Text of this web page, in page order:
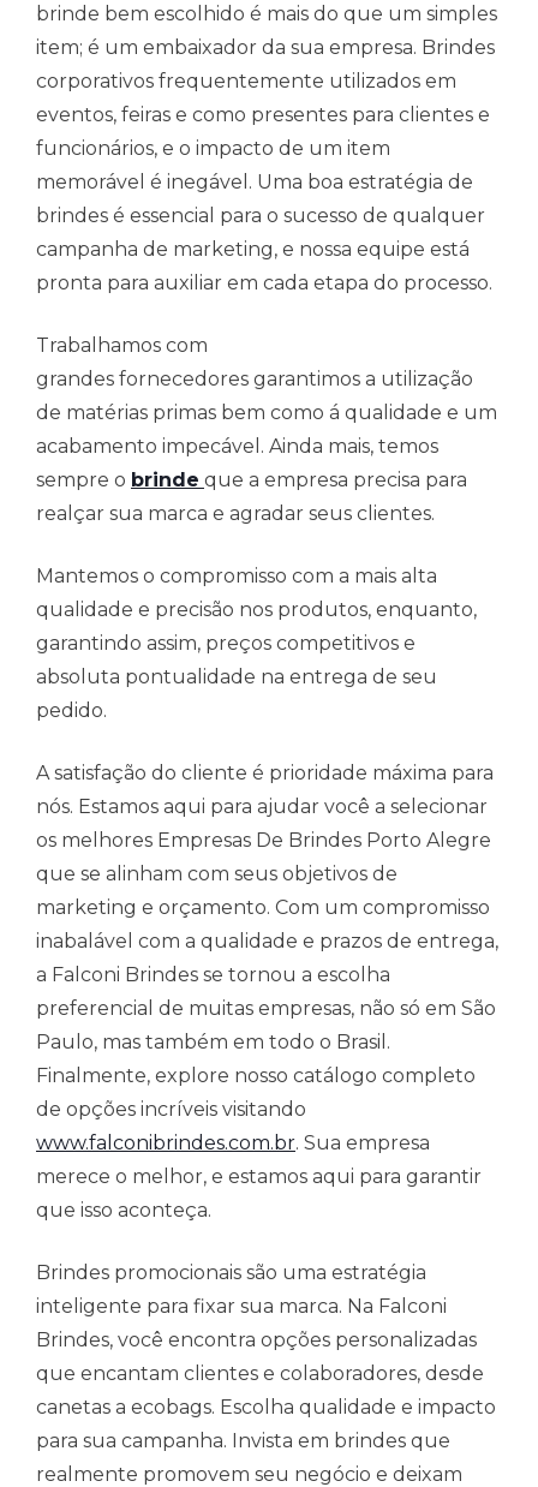
brinde bem escolhido é mais do que um simples
item; é um embaixador da sua empresa. Brindes
corporativos frequentemente utilizados em
eventos, feiras e como presentes para clientes e
funcionários, e o impacto de um item
memorável é inegável. Uma boa estratégia de
brindes é essencial para o sucesso de qualquer
campanha de marketing, e nossa equipe está
pronta para auxiliar em cada etapa do processo.
Trabalhamos com
grandes fornecedores garantimos a utilização
de matérias primas bem como á qualidade e um
acabamento impecável. Ainda mais, temos
sempre o brinde que a empresa precisa para
realçar sua marca e agradar seus clientes.
Mantemos o compromisso com a mais alta
qualidade e precisão nos produtos, enquanto,
garantindo assim, preços competitivos e
absoluta pontualidade na entrega de seu
pedido.
A satisfação do cliente é prioridade máxima para
nós. Estamos aqui para ajudar você a selecionar
os melhores Empresas De Brindes Porto Alegre
que se alinham com seus objetivos de
marketing e orçamento. Com um compromisso
inabalável com a qualidade e prazos de entrega,
a Falconi Brindes se tornou a escolha
preferencial de muitas empresas, não só em São
Paulo, mas também em todo o Brasil.
Finalmente, explore nosso catálogo completo
de opções incríveis visitando
www.falconibrindes.com.br. Sua empresa
merece o melhor, e estamos aqui para garantir
que isso aconteça.
Brindes promocionais são uma estratégia
inteligente para fixar sua marca. Na Falconi
Brindes, você encontra opções personalizadas
que encantam clientes e colaboradores, desde
canetas a ecobags. Escolha qualidade e impacto
para sua campanha. Invista em brindes que
realmente promovem seu negócio e deixam